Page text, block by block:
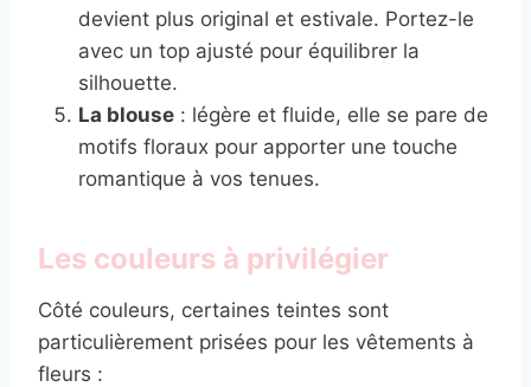
devient plus original et estivale. Portez-le
avec un top ajusté pour équilibrer la
silhouette.
La blouse : légère et fluide, elle se pare de
motifs floraux pour apporter une touche
romantique à vos tenues.
Les couleurs à privilégier
Côté couleurs, certaines teintes sont
particulièrement prisées pour les vêtements à
fleurs :